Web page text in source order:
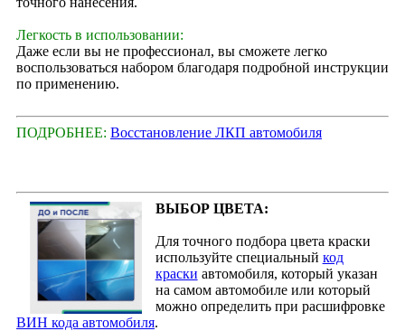
Легкость в использовании:
Даже если вы не профессионал, вы сможете легко
воспользоваться набором благодаря подробной инструкции
по применению.
ПОДРОБНЕЕ: Восстановление ЛКП автомобиля
ВЫБОР ЦВЕТА:
Для точного подбора цвета краски
используйте специальный код
краски автомобиля, который указан
на самом автомобиле или который
можно определить при расшифровке
ВИН кода автомобиля.